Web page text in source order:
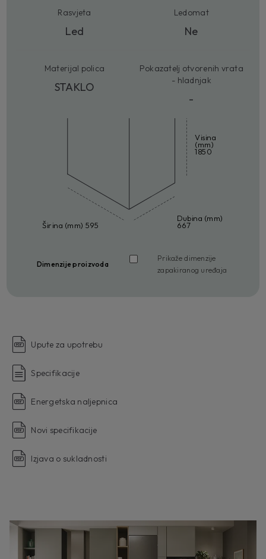
Rasvjeta
Led
Ledomat
Ne
Materijal polica
STAKLO
Pokazatelj otvorenih vrata
- hladnjak
-
Visina
(mm)
1850
Dubina (mm)
667
Širina (mm) 595
Dimenzije proizvoda
Prikaže dimenzije
zapakiranog uređaja
Upute za upotrebu
Specifikacije
Energetska naljepnica
Novi specifikacije
Izjava o sukladnosti